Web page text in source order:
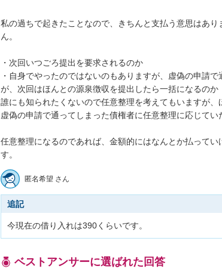
私の過ちで起きたことなので、きちんと支払う意思はあ
ん。
・次回いつごろ提出を要求されるのか
・自身でやったのではないのもありますが、虚偽の申請
が、次回はほんとの源泉徴収を提出したら一括になるのか
誰にも知られたくないので任意整理を考えてもいますが、
虚偽の申請で通ってしまった債権者に任意整理に応じてい
任意整理になるのであれば、金額的にはなんとか払って
す。
匿名希望 さん
追記
ベストアンサーに選ばれた回答